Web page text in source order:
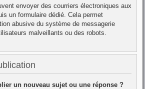
envoyer des courriers électroniques aux
un formulaire dédié. Cela permet
abusive du système de messagerie
malveillants ou des robots.
un nouveau sujet ou une réponse ?